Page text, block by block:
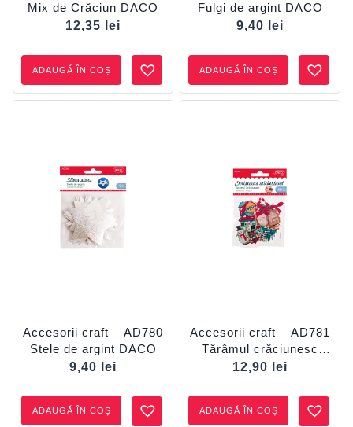
Mix de Crăciun DACO
12,35
lei
ADAUGĂ ÎN COȘ
Fulgi de argint DACO
9,40
lei
ADAUGĂ ÎN COȘ
Accesorii craft – AD780
Stele de argint DACO
9,40
lei
ADAUGĂ ÎN COȘ
Accesorii craft – AD781
Tărâmul crăciunesc
DACO
12,90 lei
ADAUGĂ ÎN COȘ